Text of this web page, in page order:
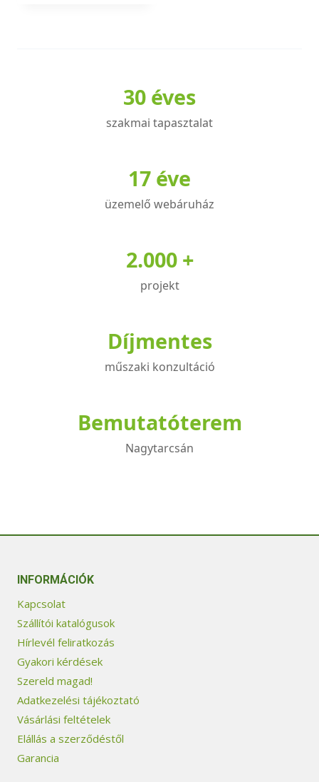
30 éves
szakmai tapasztalat
17 éve
üzemelő webáruház
2.000 +
projekt
Díjmentes
műszaki konzultáció
Bemutatóterem
Nagytarcsán
INFORMÁCIÓK
Kapcsolat
Szállítói katalógusok
Hírlevél feliratkozás
Gyakori kérdések
Szereld magad!
Adatkezelési tájékoztató
Vásárlási feltételek
Elállás a szerződéstől
Garancia